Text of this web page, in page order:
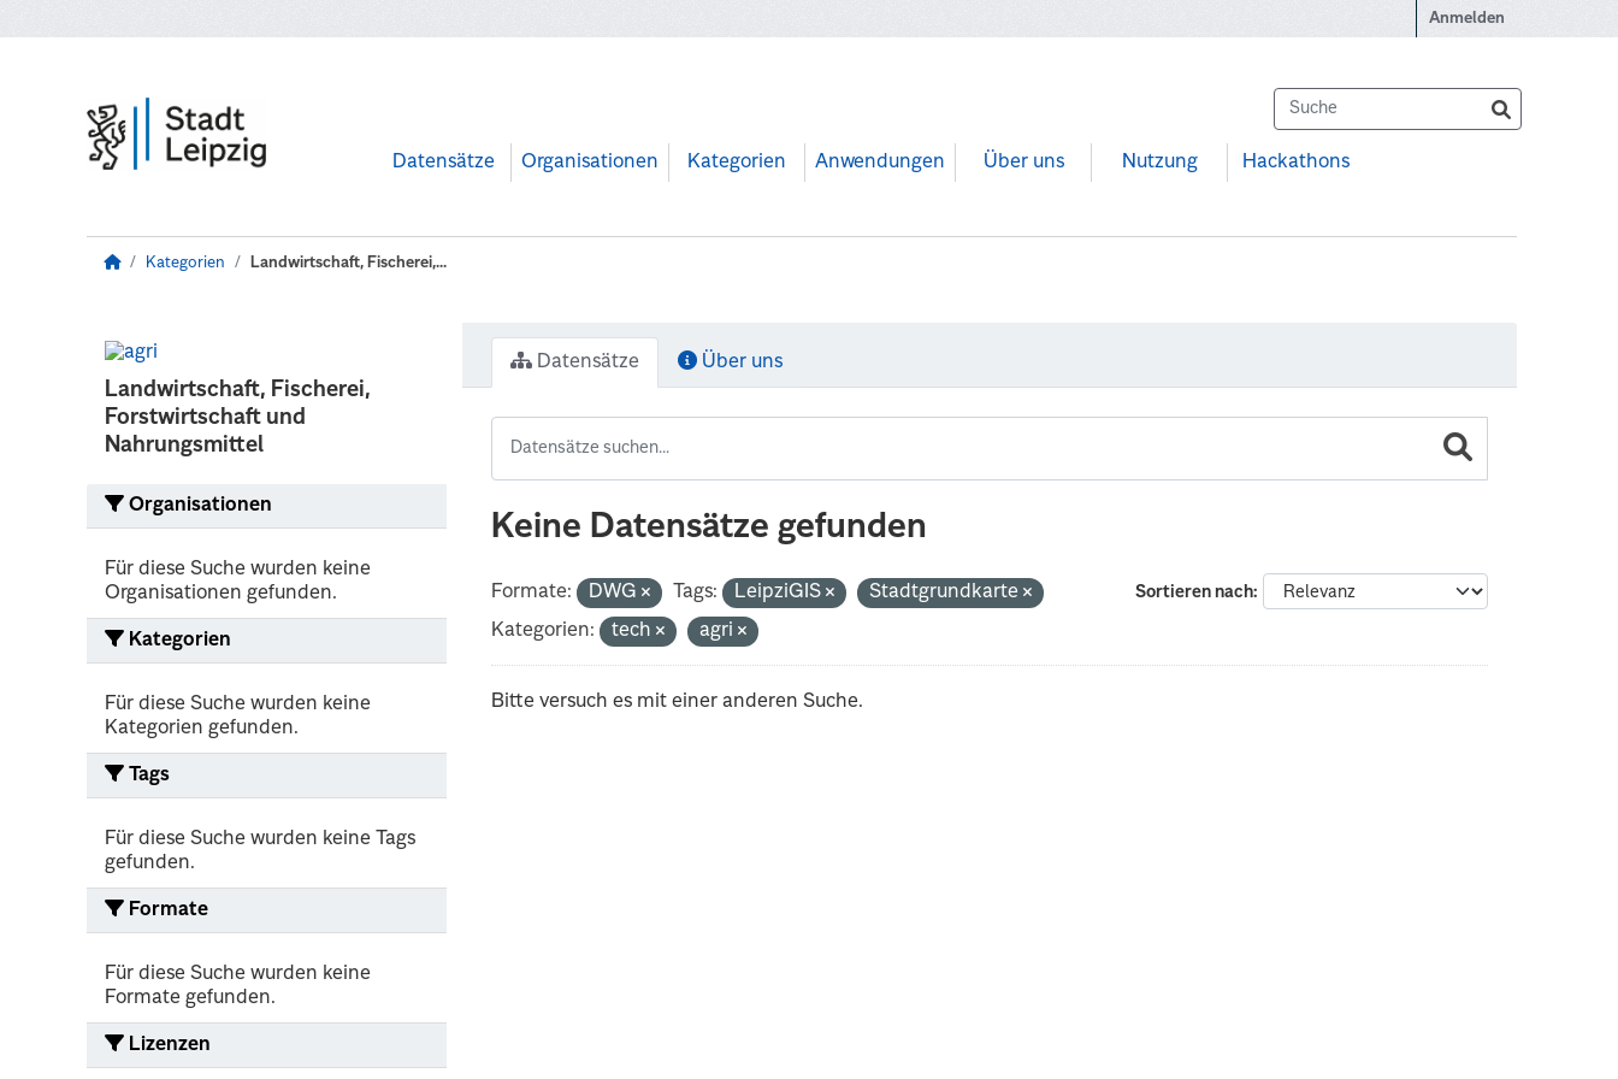
Anmelden
Datensätze Organisationen Kategorien Anwendungen Über uns Nutzung Hackathons
Kategorien Landwirtschaft, Fischerei,...
Landwirtschaft, Fischerei,
Forstwirtschaft und
Nahrungsmittel
Organisationen
Für diese Suche wurden keine
Organisationen gefunden.
Kategorien
Für diese Suche wurden keine
Kategorien gefunden.
Tags
Für diese Suche wurden keine Tags
gefunden.
Formate
Für diese Suche wurden keine
Formate gefunden.
Lizenzen
Datensätze Über uns
Keine Datensätze gefunden
Sortieren nach
Formate: DWG Tags: LeipziGIS
Stadtgrundkarte
Kategorien:
tech agri
Bitte versuch es mit einer anderen Suche.